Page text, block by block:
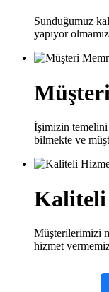
Sunduğumuz
yapıyor
İşimizin
bilmekte ve
Müşterilerimizi
hizmet